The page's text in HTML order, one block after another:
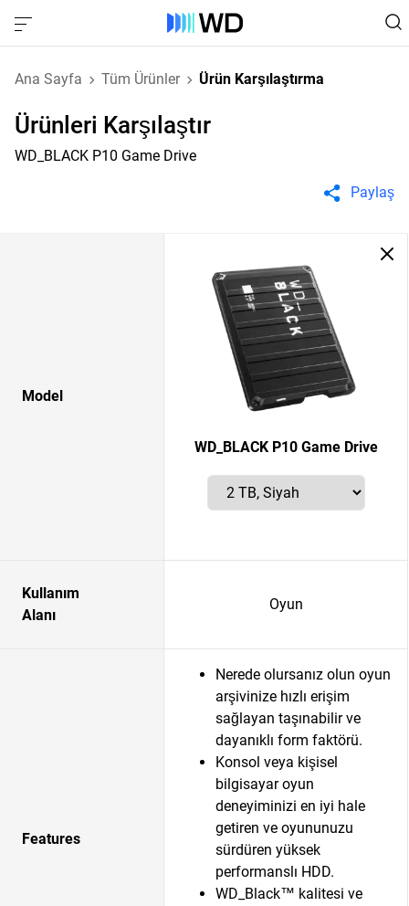
Ana Sayfa Tüm Ürünler Ürün Karşılaştırma
Ürünleri Karşılaştır
WD_BLACK P10 Game Drive
Paylaş
Model
WD_BLACK P10 Game Drive
Kullanım
Alanı
Oyun
Features
Nerede olursanız olun oyun
arşivinize hızlı erişim
sağlayan taşınabilir ve
dayanıklı form faktörü.
Konsol veya kişisel
bilgisayar oyun
deneyiminizi en iyi hale
getiren ve oyununuzu
sürdüren yüksek
performanslı HDD.
WD_Black™ kalitesi ve